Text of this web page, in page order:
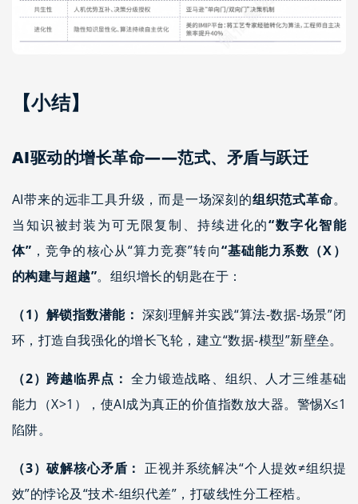
【小结】
AI驱动的增长革命——范式、矛盾与跃迁
AI带来的远非工具升级，而是一场深刻的组织范式革命。
当知识被封装为可无限复制、持续进化的“数字化智能
体” ，竞争的核心从“算力竞赛”转向“基础能力系数（X）
的构建与超越”。组织增长的钥匙在于：
（1）解锁指数潜能： 深刻理解并实践“算法-数据-场景”闭
环，打造自我强化的增长飞轮，建立“数据-模型”新壁垒。
（2）跨越临界点： 全力锻造战略、组织、人才三维基础
能力（X>1），使AI成为真正的价值指数放大器。警惕X≤1
陷阱。
（3）破解核心矛盾： 正视并系统解决“个人提效≠组织提
效”的悖论及“技术-组织代差”，打破线性分工桎梏。